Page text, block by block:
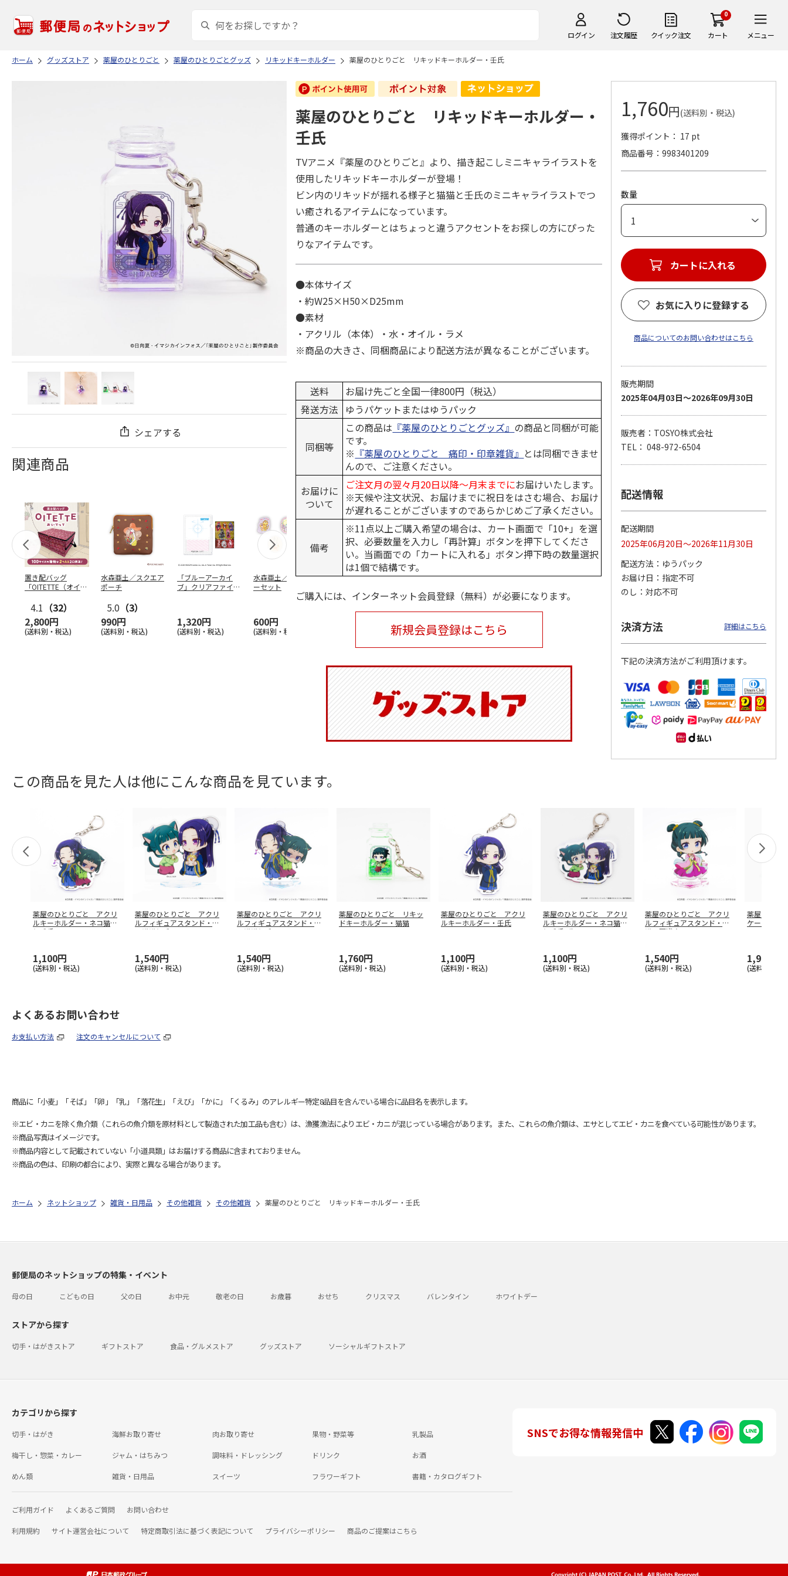
ログイン 注文履歴 クイック注文
0
カート メニュー
ホーム グッズストア 薬屋のひとりごと 薬屋のひとりごとグッズ リキッドキーホルダー 薬屋のひとりごと リキッドキーホルダー・壬氏
シェアする
関連商品
置き配バッグ
「OITETTE（オイテ
4.1 （32）
2,800円
(送料別・税込)
水森亜土／スクエア
ポーチ
5.0 （3）
990円
(送料別・税込)
「ブルーアーカイ
ブ」クリアファイル
1,320円
(送料別・税込)
水森亜土／ステッカ
ーセット
600円
(送料別・税込)
リラックマ／マルチ
ポムポムプリン30th
コット
2,200円
(送料別・税込)
アニメ『ジョジョの
風』チョコラータと
1,969円
(送料別・税込)
令和八年七月場所
【安青錦】
ポムポムプリン30th
おもちもちもちクッ
ション
4,950円
(送料別・税込)
750円
(送料別・税込)
薬屋のひとりごと リキッドキーホルダー・
壬氏
TVアニメ『薬屋のひとりごと』より、描き起こしミニキャライラストを
使用したリキッドキーホルダーが登場！
ビン内のリキッドが揺れる様子と猫猫と壬氏のミニキャライラストでつ
い癒されるアイテムになっています。
普通のキーホルダーとはちょっと違うアクセントをお探しの方にぴった
りなアイテムです。
●本体サイズ
・約W25×H50×D25mm
●素材
・アクリル（本体）・水・オイル・ラメ
※商品の大きさ、同梱商品により配送方法が異なることがございます。
送料
お届け先ごと全国一律800円（税込）
発送方法
ゆうパケットまたはゆうパック
同梱等
この商品は 『薬屋のひとりごとグッズ』 の商品と同梱が可能
です。
※ 『薬屋のひとりごと 痛印・印章雑貨』 とは同梱できませ
んので、ご注意ください。
お届けに
ついて
ご注文月の翌々月20日以降～月末までにお届けいたします。
※天候や注文状況、お届けまでに祝日をはさむ場合、お届け
が遅れることがございますのであらかじめご了承ください。
備考
※11点以上ご購入希望の場合は、カート画面で「10+」を選
択、必要数量を入力し「再計算」ボタンを押下してくださ
い。当画面での「カートに入れる」ボタン押下時の数量選択
は1個で結構です。
ご購入には、インターネット会員登録（無料）が必要になります。
新規会員登録はこちら
1,760円(送料別・税込)
獲得ポイント： 17 pt
商品番号
9983401209
数量
お気に入りに登録する
商品についてのお問い合わせはこちら
販売期間
2025年04月03日～2026年09月30日
販売者：TOSYO株式会社
TEL： 048-972-6504
配送情報
配送期間
2025年06月20日～2026年11月30日
配送方法
ゆうパック
お届け日
指定不可
のし
対応不可
決済方法 詳細はこちら
下記の決済方法がご利用頂けます。
この商品を見た人は他にこんな商品を見ています。
薬屋のひとりごと アクリ
ルキーホルダー・ネコ猫猫
と壬氏
1,100円
(送料別・税込)
薬屋のひとりごと アクリ
ルフィギュアスタンド・ネ
コ猫猫と壬
1,540円
(送料別・税込)
薬屋のひとりごと アクリ
ルフィギュアスタンド・ネ
コ猫猫と壬
1,540円
(送料別・税込)
薬屋のひとりごと リキッ
ドキーホルダー・猫猫
1,760円
(送料別・税込)
薬屋のひとりごと アクリ
ルキーホルダー・壬氏
1,100円
(送料別・税込)
薬屋のひとりごと アクリ
ルキーホルダー・ネコ猫猫
と壬氏_牛
1,100円
(送料別・税込)
薬屋のひとりごと アクリ
ルフィギュアスタンド・猫
猫 園遊会
1,540円
(送料別・税込)
薬屋のひと
ケース・ネ
1,980円
(送料別・税
よくあるお問い合わせ
お支払い方法 注文のキャンセルについて
商品に「小麦」「そば」「卵」「乳」「落花生」「えび」「かに」「くるみ」のアレルギー特定8品目を含んでいる場合に品目名を表示します。
※エビ・カニを除く魚介類（これらの魚介類を原材料として製造された加工品も含む）は、漁獲漁法によりエビ・カニが混じっている場合があります。また、これらの魚介類は、エサとしてエビ・カニを食べている可能性があります。
※商品写真はイメージです。
※商品内容として記載されていない「小道具類」はお届けする商品に含まれておりません。
※商品の色は、印刷の都合により、実際と異なる場合があります。
ホーム ネットショップ 雑貨・日用品 その他雑貨 その他雑貨 薬屋のひとりごと リキッドキーホルダー・壬氏
郵便局のネットショップの特集・イベント
母の日 こどもの日 父の日 お中元 敬老の日 お歳暮 おせち クリスマス バレンタイン ホワイトデー
ストアから探す
切手・はがきストア ギフトストア 食品・グルメストア グッズストア ソーシャルギフトストア
カテゴリから探す
切手・はがき 海鮮お取り寄せ 肉お取り寄せ 果物・野菜等 乳製品
梅干し・惣菜・カレー ジャム・はちみつ 調味料・ドレッシング ドリンク お酒
めん類 雑貨・日用品 スイーツ フラワーギフト 書籍・カタログギフト
ご利用ガイド よくあるご質問 お問い合わせ
利用規約 サイト運営会社について 特定商取引法に基づく表記について プライバシーポリシー 商品のご提案はこちら
SNSでお得な情報発信中